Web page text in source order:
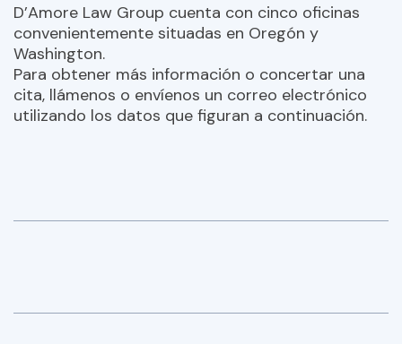
D’Amore Law Group cuenta con cinco oficinas
convenientemente situadas en Oregón y
Washington.
Para obtener más información o concertar una
cita, llámenos o envíenos un correo electrónico
utilizando los datos que figuran a continuación.